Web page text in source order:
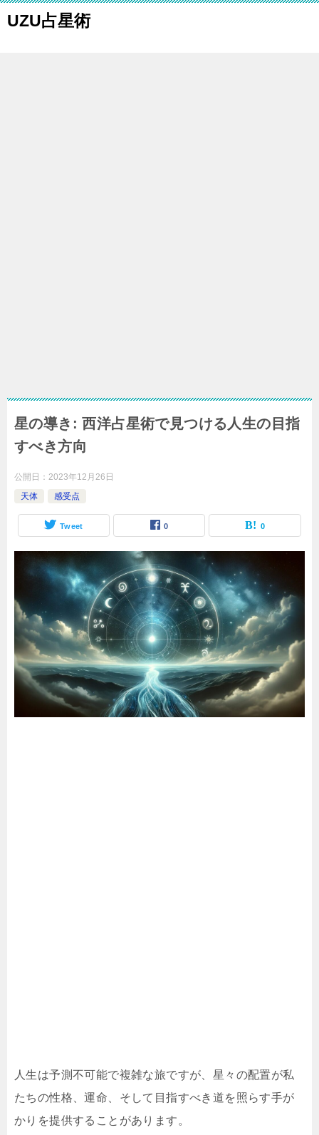
UZU占星術
星の導き: 西洋占星術で見つける人生の目指
すべき方向
公開日： 2023年12月26日
天体
感受点
Tweet 0 0
人生は予測不可能で複雑な旅ですが、星々の配置が私
たちの性格、運命、そして目指すべき道を照らす手が
かりを提供することがあります。